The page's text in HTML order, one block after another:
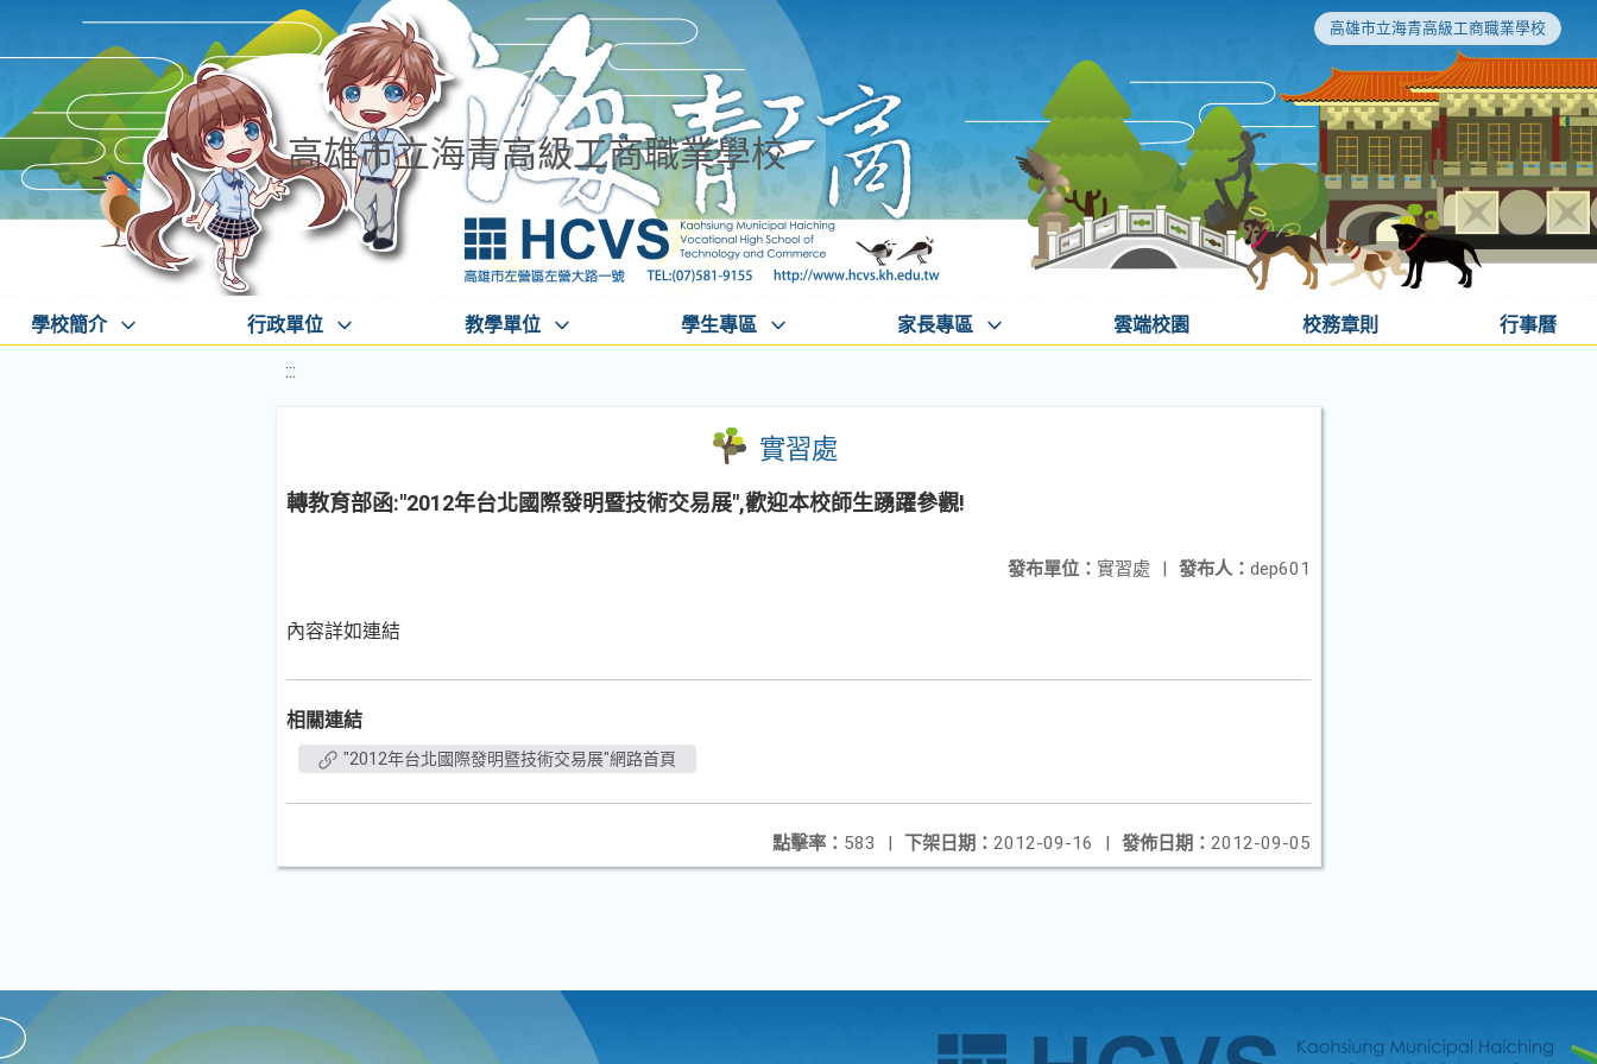
高雄市立海青高級工商職業學校
高雄市立海青高級工商職業學校
學校簡介 行政單位 教學單位 學生專區 家長專區 雲端校園 校務章則 行事曆
:::
實習處
轉教育部函:"2012年台北國際發明暨技術交易展",歡迎本校師生踴躍參觀!
發布人： dep601
發布單位： 實習處 |
內容詳如連結
相關連結
"2012年台北國際發明暨技術交易展"網路首頁
發佈日期： 2012-09-05
下架日期： 2012-09-16 |
點擊率： 583 |